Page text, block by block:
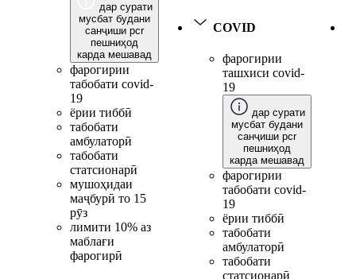
дар сурати
мусбат будани
санҷиши pcr
пешниҳод
карда мешавад
фарогирии
табобати covid-
19
ёрии тиббӣ
табобати
амбулаторӣ
табобати
статсионарӣ
мушоҳидаи
маҷбурӣ то 15
рӯз
лимити 10% аз
маблағи
фарогирӣ
COVID
фарогирии
ташхиси covid-
19
дар сурати
мусбат будани
санҷиши pcr
пешниҳод
карда мешавад
фарогирии
табобати covid-
19
ёрии тиббӣ
табобати
амбулаторӣ
табобати
статсионарӣ